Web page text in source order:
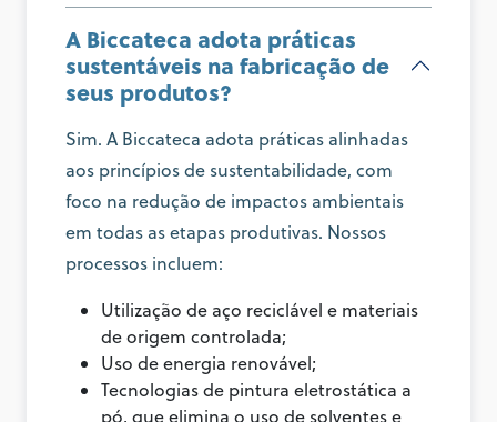
A Biccateca adota práticas
sustentáveis na fabricação de
seus produtos?
Sim. A Biccateca adota práticas alinhadas
aos princípios de sustentabilidade, com
foco na redução de impactos ambientais
em todas as etapas produtivas. Nossos
processos incluem:
Utilização de aço reciclável e materiais
de origem controlada;
Uso de energia renovável;
Tecnologias de pintura eletrostática a
pó, que elimina o uso de solventes e